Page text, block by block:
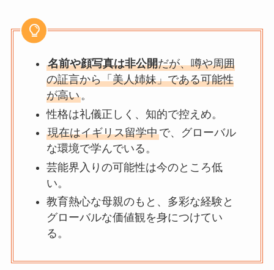
名前や顔写真は非公開だが、噂や周囲
の証言から「美人姉妹」である可能性
が高い。
性格は礼儀正しく、知的で控えめ。
現在はイギリス留学中で、グローバル
な環境で学んでいる。
芸能界入りの可能性は今のところ低
い。
教育熱心な母親のもと、多彩な経験と
グローバルな価値観を身につけてい
る。